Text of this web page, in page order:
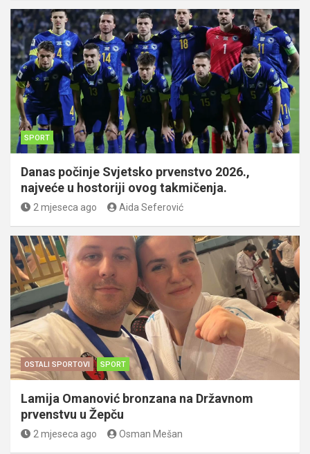
SPORT
Danas počinje Svjetsko prvenstvo 2026.,
najveće u hostoriji ovog takmičenja.
2 mjeseca ago Aida Seferović
OSTALI SPORTOVI SPORT
Lamija Omanović bronzana na Državnom
prvenstvu u Žepču
2 mjeseca ago Osman Mešan